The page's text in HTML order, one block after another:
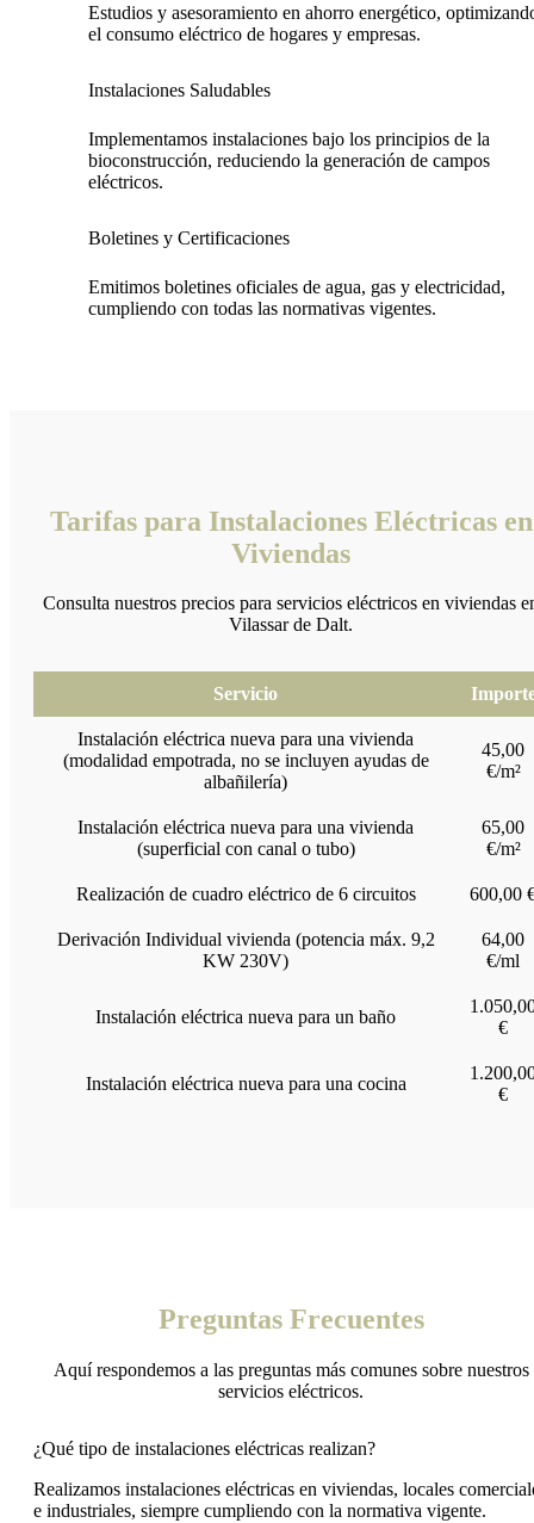
Estudios y asesoramiento en ahorro energético,
el consumo eléctrico de hogares y empresas.
Instalaciones Saludables
Implementamos instalaciones bajo los principios de la
bioconstrucción, reduciendo la generación de campos
eléctricos.
Boletines y Certificaciones
Emitimos boletines oficiales de agua, gas y electricidad,
cumpliendo con todas las normativas vigentes.
Tarifas para Instalaciones Eléctricas en
Viviendas
Consulta nuestros precios para servicios eléctricos en viviendas
Vilassar de Dalt.
Servicio
Instalación eléctrica nueva para una vivienda
(modalidad empotrada, no se incluyen ayudas de
albañilería)
45,00
€/m²
Instalación eléctrica nueva para una vivienda
(superficial con canal o tubo)
65,00
€/m²
Realización de cuadro eléctrico de 6 circuitos 600,00
Derivación Individual vivienda (potencia máx. 9,2
KW 230V)
64,00
€/ml
Instalación eléctrica nueva para un baño
€
Instalación eléctrica nueva para una cocina
€
Preguntas Frecuentes
Aquí respondemos a las preguntas más comunes sobre nuestros
servicios eléctricos.
¿Qué tipo de instalaciones eléctricas realizan?
Realizamos instalaciones eléctricas en viviendas, locales
e industriales, siempre cumpliendo con la normativa vigente.